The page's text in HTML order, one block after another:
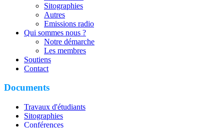
Sitographies
Autres
Emissions radio
Qui sommes nous ?
Notre démarche
Les membres
Soutiens
Contact
Documents
Travaux d'étudiants
Sitographies
Conférences